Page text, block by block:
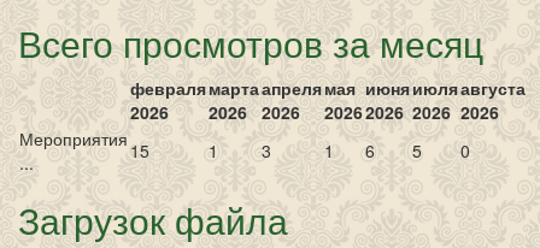
Всего просмотров за месяц
февраля
2026
марта
2026
апреля
2026
мая
2026
июня
2026
июля
2026
августа
2026
Мероприятия
...
15 1 3 1 6 5 0
Загрузок файла